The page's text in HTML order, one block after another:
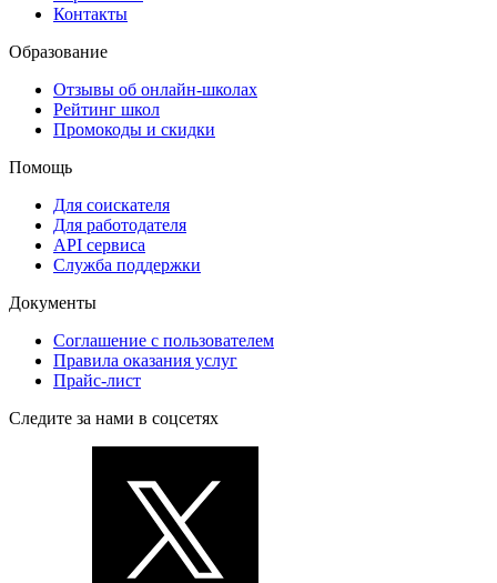
Контакты
Образование
Отзывы об онлайн-школах
Рейтинг школ
Промокоды и скидки
Помощь
Для соискателя
Для работодателя
API сервиса
Служба поддержки
Документы
Соглашение с пользователем
Правила оказания услуг
Прайс-лист
Следите за нами в соцсетях